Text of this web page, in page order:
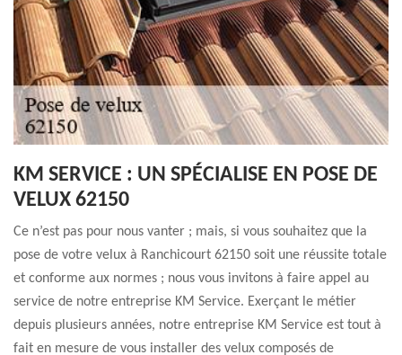
KM SERVICE : UN SPÉCIALISE EN POSE DE
VELUX 62150
Ce n’est pas pour nous vanter ; mais, si vous souhaitez que la
pose de votre velux à Ranchicourt 62150 soit une réussite totale
et conforme aux normes ; nous vous invitons à faire appel au
service de notre entreprise KM Service. Exerçant le métier
depuis plusieurs années, notre entreprise KM Service est tout à
fait en mesure de vous installer des velux composés de